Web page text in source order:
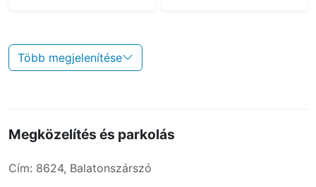
Több megjelenítése
Megközelítés és parkolás
Cím: 8624, Balatonszárszó